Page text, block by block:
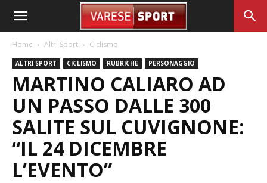
Home Altri Sport Ciclismo
ALTRI SPORT CICLISMO RUBRICHE PERSONAGGIO
MARTINO CALIARO AD
UN PASSO DALLE 300
SALITE SUL CUVIGNONE:
“IL 24 DICEMBRE
L’EVENTO”